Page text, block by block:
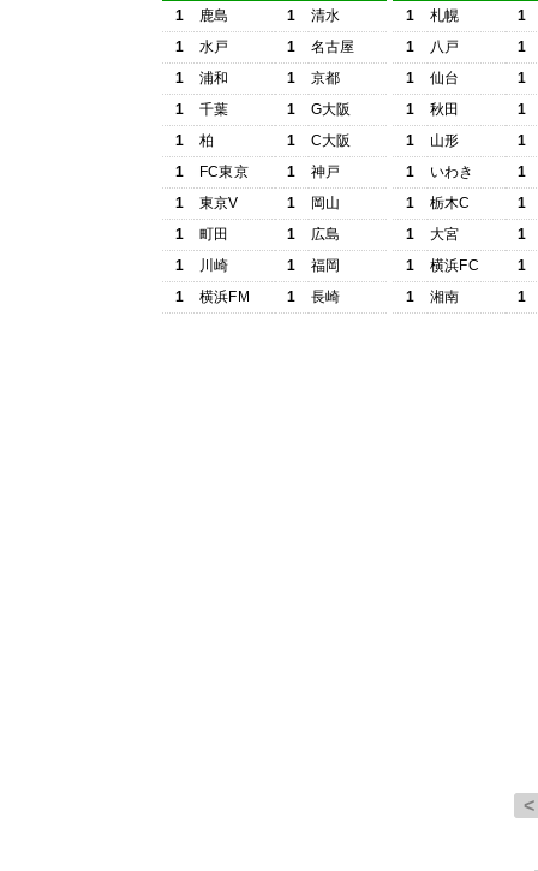
1 鹿島 1
清水
1
水戸 1
名古屋
1
浦和 1
京都
1
千葉 1
G大阪
1
柏 1
C大阪
1
FC東京 1
神戸
1
東京V 1
岡山
1
町田 1
広島
1
川崎 1
福岡
1
横浜FM 1 長崎
1 札幌
1
1
八戸
1
1
仙台
1
1
秋田
1
1
山形
1
1
いわき
1
1
栃木C
1
1
大宮
1
1
横浜FC
1
1
湘南 1